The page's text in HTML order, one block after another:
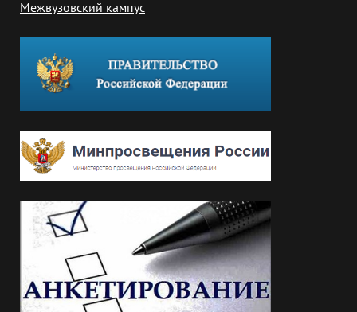
Межвузовский кампус